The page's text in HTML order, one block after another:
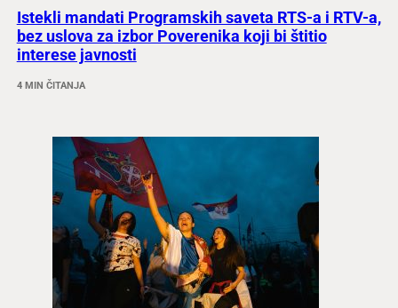
Istekli mandati Programskih saveta RTS-a i RTV-a,
bez uslova za izbor Poverenika koji bi štitio
interese javnosti
4 MIN ČITANJA